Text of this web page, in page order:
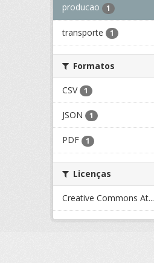
producao 1
transporte 1
Formatos
CSV 1
JSON 1
PDF 1
Licenças
Creative Commons At...